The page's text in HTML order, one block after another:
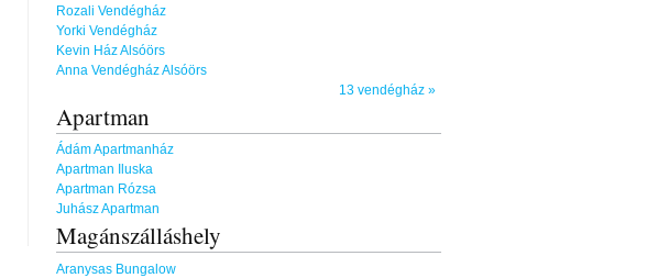
Rozali Vendégház
Yorki Vendégház
Kevin Ház Alsóörs
Anna Vendégház Alsóörs
13 vendégház »
Apartman
Ádám Apartmanház
Apartman Iluska
Apartman Rózsa
Juhász Apartman
Magánszálláshely
Aranysas Bungalow